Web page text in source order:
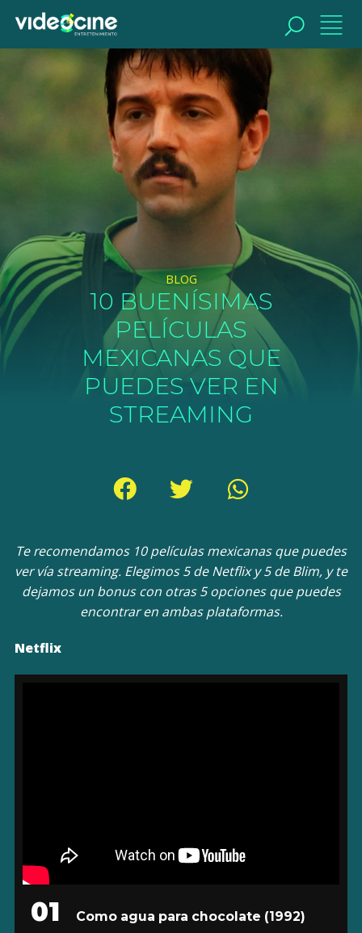
BLOG
10 BUENÍSIMAS
PELÍCULAS
MEXICANAS QUE
PUEDES VER EN
STREAMING
Te recomendamos 10 películas mexicanas que puedes
ver vía streaming. Elegimos 5 de Netflix y 5 de Blim, y te
dejamos un bonus con otras 5 opciones que puedes
encontrar en ambas plataformas.
Netflix
01 Como agua para chocolate (1992)